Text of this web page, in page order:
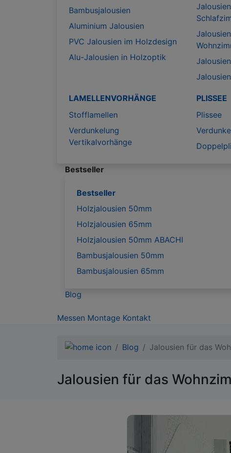
Bambusjalousien
Aluminium Jalousien
PVC Jalousien im Holzdesign
Alu-Jalousien in Holzoptik
LAMELLENVORHÄNGE
Stofflamellen
Verdunkelung
Vertikalvorhänge
PLISSEE
Plissee
Bestseller
Bestseller
Holzjalousien 50mm
Holzjalousien 65mm
Holzjalousien 50mm ABACHI
Bambusjalousien 50mm
Bambusjalousien 65mm
Blog
Messen Montage Kontakt
Blog Jalousien für das
Jalousien für das